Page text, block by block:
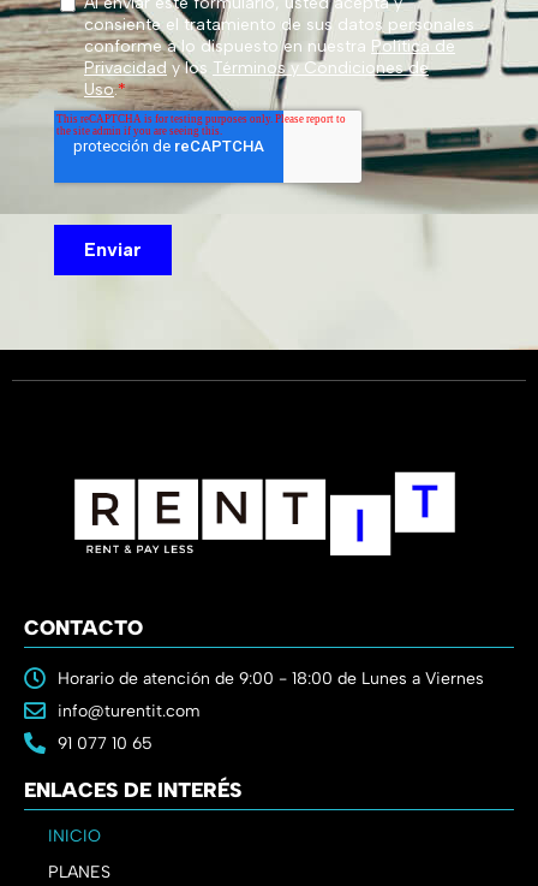
CONTACTO
Horario de atención de 9:00 - 18:00 de Lunes a Viernes
info@turentit.com
91 077 10 65
ENLACES DE INTERÉS
INICIO
PLANES